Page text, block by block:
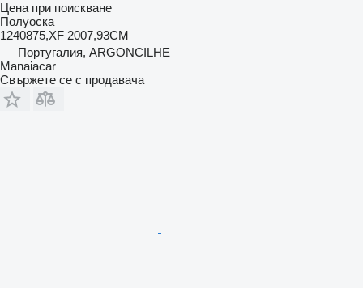
Цена при поискване
Полуоска
1240875,XF 2007,93CM
Португалия, ARGONCILHE
Manaiacar
Свържете се с продавача